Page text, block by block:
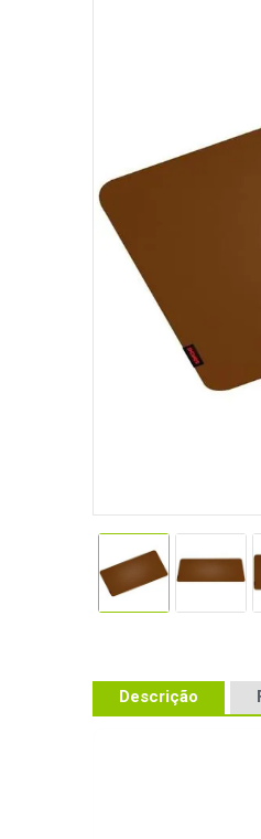
Descrição